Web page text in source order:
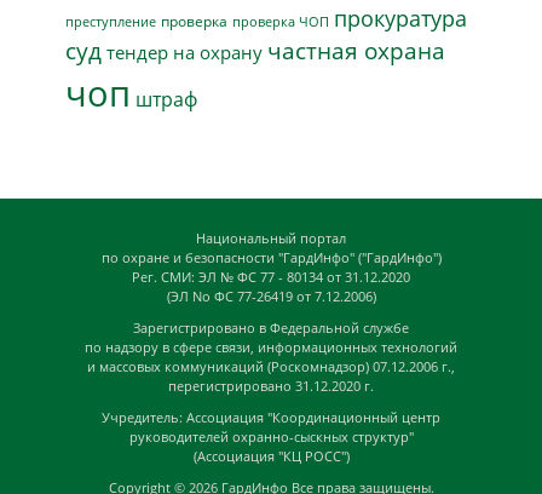
преступление проверка проверка ЧОП прокуратура
суд тендер на охрану частная охрана
чоп штраф
Национальный портал
по охране и безопасности "ГардИнфо" ("ГардИнфо")
Рег. СМИ: ЭЛ № ФС 77 - 80134 от 31.12.2020
(ЭЛ No ФС 77-26419 от 7.12.2006)
Зарегистрировано в Федеральной службе
по надзору в сфере связи, информационных технологий
и массовых коммуникаций (Роскомнадзор) 07.12.2006 г.,
перегистрировано 31.12.2020 г.
Учредитель: Ассоциация "Координационный центр
руководителей охранно-сыскных структур"
(Ассоциация "КЦ РОСС")
Copyright © 2026 ГардИнфо Все права защищены.